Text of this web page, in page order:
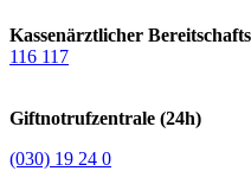
Kassenärztlicher
116 117
Giftnotrufzentrale (24h)
(030) 19 24 0